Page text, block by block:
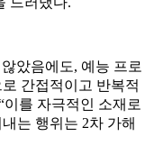
았음에도, 예능 프로
간접적이고 반복적
를 자극적인 소재로
는 행위는 2차 가해